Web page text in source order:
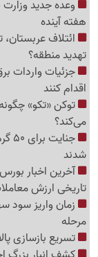
وعده جدید
هفته آینده
ائتلاف
تهدید منطقه؟
جزئیات واردات
اقدام کنند
توکن «تکو»
می‌کند؟
شدند
تاریخی ارزش
مرحله
تسریع بازسازی